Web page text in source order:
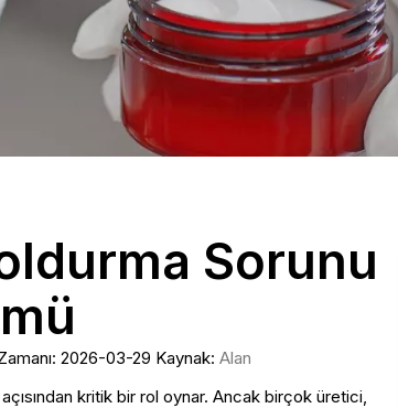
Sorunu
2026-03-29 Kaynak:Alan
kritik bir rol oynar. Ancak birçok üretici,